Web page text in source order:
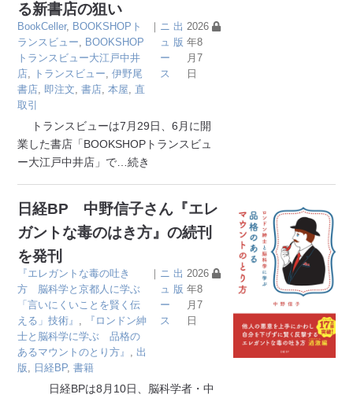
る新書店の狙い
BookCeller, BOOKSHOPト
ランスビュー, BOOKSHOP
トランスビュー大江戸中井
店, トランスビュー,伊野尾
書店, 即注文,書店,本屋, 直
取引
｜ ニ
ュ
ー
ス
出
版
2026
年8
月7
日
トランスビューは7月29日、6月に開
業した書店「BOOKSHOPトランスビュ
ー大江戸中井店」で …続き
日経BP 中野信子さん『エレ
ガントな毒のはき方』の続刊
を発刊
『エレガントな毒の吐き
方 脳科学と京都人に学ぶ
「言いにくいことを賢く伝
える」技術』 ,
『ロンドン紳
士と脳科学に学ぶ 品格の
あるマウントのとり方』 , 出
版, 日経BP,書籍
｜ ニ
ュ
ー
ス
出
版
2026
年8
月7
日
日経BPは8月10日、脳科学者・中